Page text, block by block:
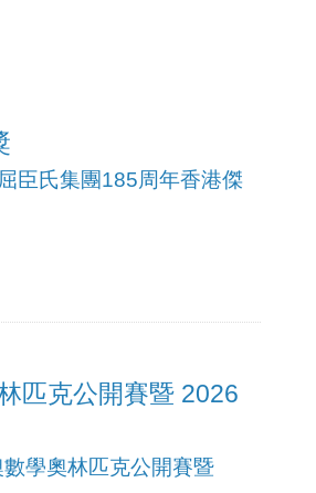
臣氏集團185周年香港傑
匹克公開賽暨 2026
學奧林匹克公開賽暨